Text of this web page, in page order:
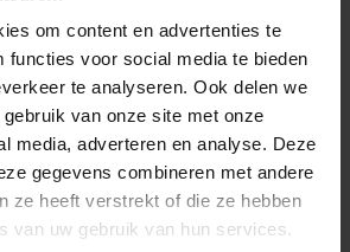
om content en advertenties te
functies voor social media te bieden
te analyseren. Ook delen we
van onze site met onze
media, adverteren en analyse. Deze
gegevens combineren met andere
ze heeft verstrekt of die ze hebben
van uw gebruik van hun services.